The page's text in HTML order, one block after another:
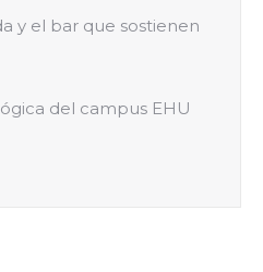
y el bar que sostienen
del campus EHU